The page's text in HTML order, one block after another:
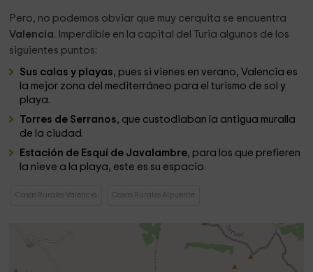
Pero, no podemos obviar que muy cerquita se encuentra
Valencia. Imperdible en la capital del Turia algunos de los
siguientes puntos:
Sus calas y playas, pues si vienes en verano, Valencia es
la mejor zona del mediterráneo para el turismo de sol y
playa.
Torres de Serranos, que custodiaban la antigua muralla
de la ciudad.
Estación de Esquí de Javalambre, para los que prefieren
la nieve a la playa, este es su espacio.
Casas Rurales Valencia Casas Rurales Alpuente